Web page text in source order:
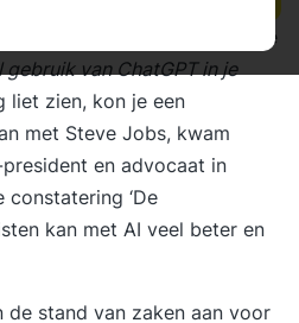
van de LinkedIn redactie
gebruik van ChatGPT in je
liet zien, kon je een
met Steve Jobs, kwam
en advocaat in
constatering ‘De
kan met AI veel beter en
de stand van zaken aan voor